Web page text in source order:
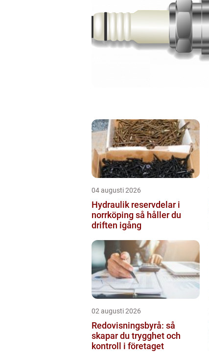
04 augusti 2026
Hydraulik reservdelar i
norrköping så håller du
driften igång
02 augusti 2026
Redovisningsbyrå: så
skapar du trygghet och
kontroll i företaget